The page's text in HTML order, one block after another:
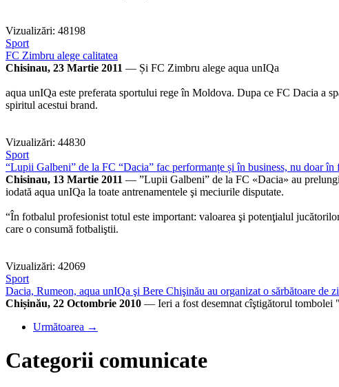
Vizualizări: 48198
Sport
FC Zimbru alege calitatea
Chisinau, 23 Martie 2011 — Și FC Zimbru alege aqua unIQa
aqua unIQa este preferata sportului rege în Moldova. Dupa ce FC Dacia a
spiritul acestui brand.
Vizualizări: 44830
Sport
“Lupii Galbeni” de la FC “Dacia” fac performanțe și în business, nu doar în
Chisinau, 13 Martie 2011 — ”Lupii Galbeni” de la FC «Dacia» au
iodată aqua unIQa la toate antrenamentele şi meciurile disputate.
“În fotbalul profesionist totul este important: valoarea şi potenţialul
care o consumă fotbaliştii.
Vizualizări: 42069
Sport
Dacia, Rumeon, aqua unIQa şi Bere Chişinău au organizat o sărbătoare de
Chișinău, 22 Octombrie 2010 — Ieri a fost desemnat cîştigătorul tombolei
Următoarea →
Categorii comunicate